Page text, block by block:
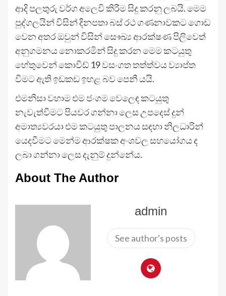
ආදි පලතුරු වර්ග අලෙවි කිරීම සිදු කරනු ලබයි. මෙම
පුද්ගලයින් විසින් දිනපතා බස් රථ ගණනාවකට ගොඩ
වෙන අතර ඔවුන් විසින් සෞඛ්‍ය ආරක්ෂණ පිලිවෙත්
අනුගමනය නොකරමින් සිදු කරන මෙම කටයුතු
හේතුවෙන් කොවිඩ් 19 වසංගත තත්ත්වය ව්‍යාප්ත
වීමට ඇති ඉඩකඩ ඉහළ බව පෙනී යයි.
එමනිසා වහාම එම ජංගම වෙලෙඳ කටයුතු
නැවැත්වීමට පියවර ගන්නා ලෙස උපදෙස් දුන්
අමාත්‍යවරයා එම කටයුතු පාලනය සඳහා නිලධාරින්
යෙදවීමට මෙන්ම ආරක්ෂක අංශවල සහයෝගය ද
ලබා ගන්නා ලෙස දැනුම් දුන්නේය.
About The Author
admin
See author's posts